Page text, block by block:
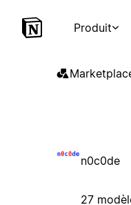
Produit
n0c0de
27